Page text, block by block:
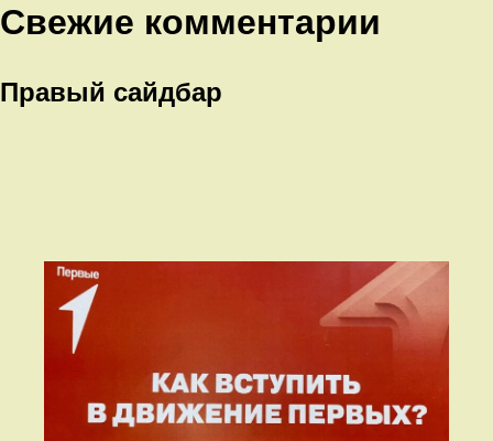
Свежие комментарии
Правый сайдбар